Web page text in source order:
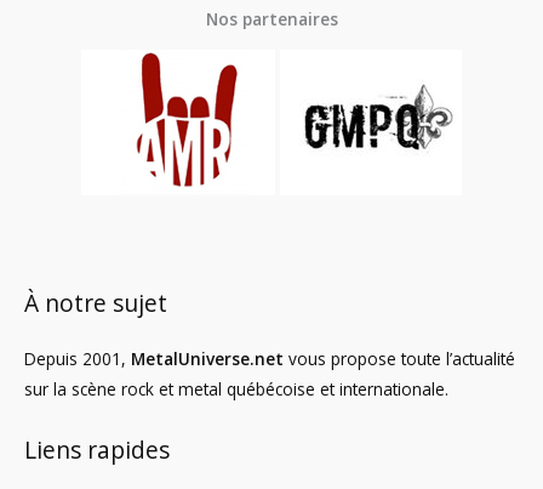
Nos partenaires
À notre sujet
Depuis 2001, MetalUniverse.net vous propose toute l’actualité
sur la scène rock et metal québécoise et internationale.
Liens rapides